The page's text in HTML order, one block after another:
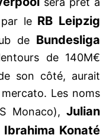
leRB Leipzig
de Bundesliga
de 140M€
son côté, aurait
Les noms
Monaco), Julian
Ibrahima Konaté